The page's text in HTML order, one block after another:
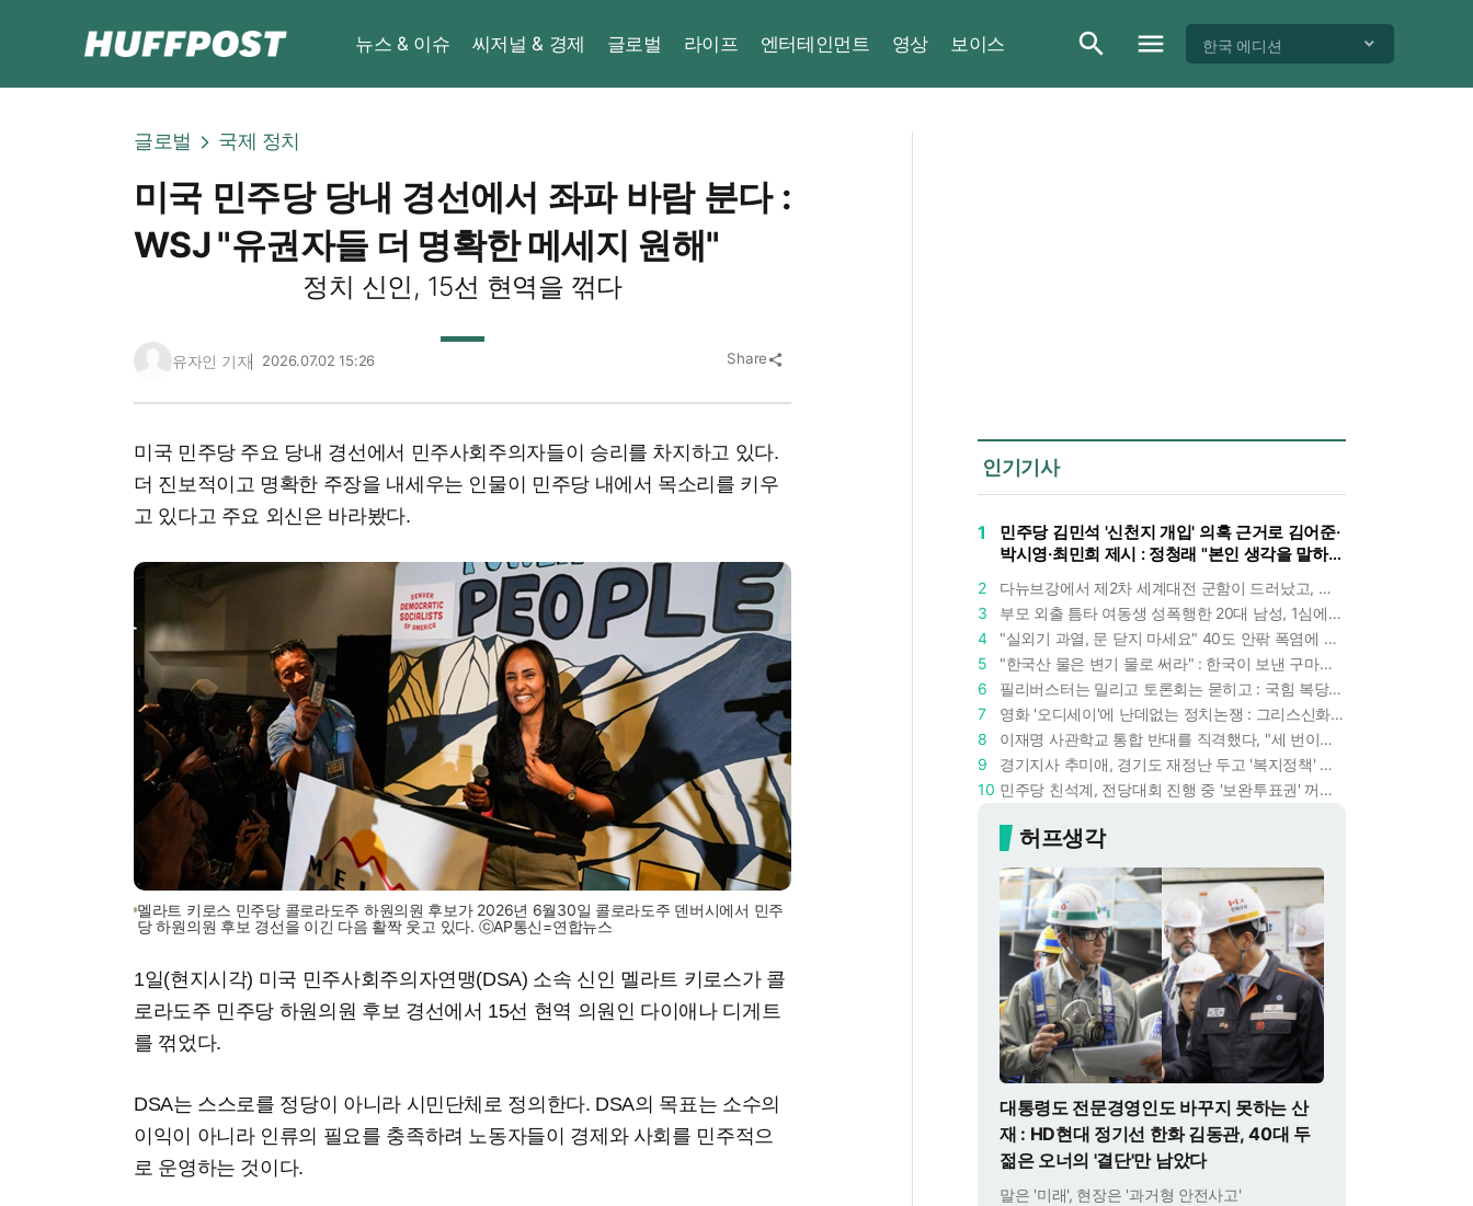
뉴스 & 이슈 씨저널 & 경제 글로벌 라이프 엔터테인먼트 영상 보이스 한국 에디션
글로벌 국제 정치
미국 민주당 당내 경선에서 좌파 바람 분다 :
WSJ "유권자들 더 명확한 메세지 원해"
정치 신인, 15선 현역을 꺾다
유자인 기자 2026.07.02 15:26 Share share
미국 민주당 주요 당내 경선에서 민주사회주의자들이 승리를 차지하고 있다.
더 진보적이고 명확한 주장을 내세우는 인물이 민주당 내에서 목소리를 키우
고 있다고 주요 외신은 바라봤다.
멜라트 키로스 민주당 콜로라도주 하원의원 후보가 2026년 6월30일 콜로라도주 덴버시에서 민주
당 하원의원 후보 경선을 이긴 다음 활짝 웃고 있다. ⓒAP통신=연합뉴스
1일(현지시각) 미국 민주사회주의자연맹(DSA) 소속 신인 멜라트 키로스가 콜
로라도주 민주당 하원의원 후보 경선에서 15선 현역 의원인 다이애나 디게트
를 꺾었다.
DSA는 스스로를 정당이 아니라 시민단체로 정의한다. DSA의 목표는 소수의
이익이 아니라 인류의 필요를 충족하려 노동자들이 경제와 사회를 민주적으
로 운영하는 것이다.
인기기사
1
민주당 김민석 '신천지 개입' 의혹 근거로 김어준·
박시영·최민희 제시 : 정청래 "본인 생각을 말하
2
다뉴브강에서 제2차 세계대전 군함이 드러났고, 포항 수돗물은 갑자기 짜졌다 : 폭염·가뭄이 만든 낯선 풍경
3
부모 외출 틈타 여동생 성폭행한 20대 남성, 1심에서 5년형 선고 : 친족 간 '암수범죄'의 심각성
4
"실외기 과열, 문 닫지 마세요" 40도 안팎 폭염에 쉼 없이 도는 에어컨 : 화재 위험 경고등!
5
"한국산 물은 변기 물로 써라" : 한국이 보낸 구마모토 지진 구호품에 한 일본인의 '어처구니 없는' 반응
6
필리버스터는 밀리고 토론회는 묻히고 : 국힘 복당 원하는 한동훈, '검사 정치'의 한계만 드러내나
7
영화 '오디세이'에 난데없는 정치논쟁 : 그리스신화 공간에서 '트럼프 전쟁의 참혹함'이 보인다
8
이재명 사관학교 통합 반대를 직격했다, "세 번이나 군사 쿠데타 했는데 압도적 지위"
9
경기지사 추미애, 경기도 재정난 두고 '복지정책' 탓하는 시선에 정면 반박 : "고령자와 아이 인구 급증"
10
민주당 친석계, 전당대회 진행 중 '보완투표권' 꺼냈다 : '사후 투표 허용' 무리수에 정청래 "투표 쿠데타"
허프생각
대통령도 전문경영인도 바꾸지 못하는 산
재 : HD현대 정기선 한화 김동관, 40대 두
젊은 오너의 '결단'만 남았다
말은 '미래', 현장은 '과거형 안전사고'